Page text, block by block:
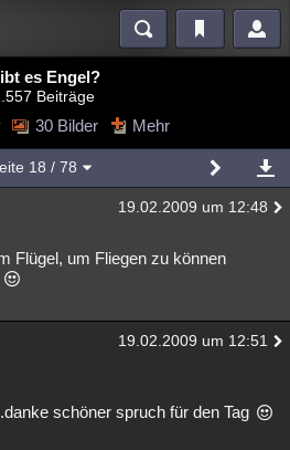
Blogs Videos
Mystery Kriminalfälle
Technologie Ufologie
Gruppen Gaming Filme
es Engel?
Beiträge
30 Bilder Mehr
18 / 78
19.02.2009 um 12:48
Flügel, um Fliegen zu können
19.02.2009 um 12:51
schöner spruch für den Tag